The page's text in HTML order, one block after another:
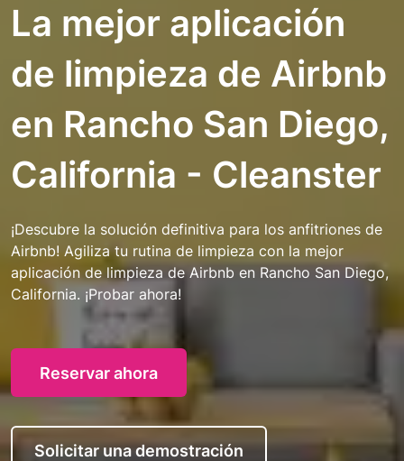
La mejor aplicación
de limpieza de Airbnb
en Rancho San Diego,
California - Cleanster
¡Descubre la solución definitiva para los anfitriones de
Airbnb! Agiliza tu rutina de limpieza con la mejor
aplicación de limpieza de Airbnb en Rancho San Diego,
California. ¡Probar ahora!
Reservar ahora
Solicitar una demostración